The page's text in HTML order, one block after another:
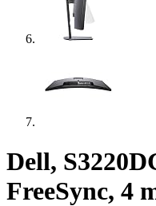
Dell,
FreeSync, 4